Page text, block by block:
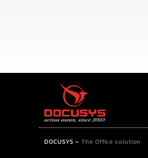
DOCUSYS – The Office solution